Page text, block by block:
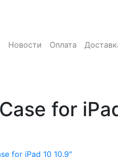
Новости Оплата
for
for iPad 10 10.9"